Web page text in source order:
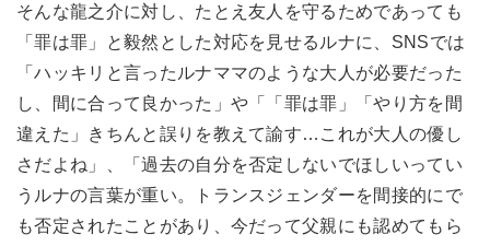
そんな龍之介に対し、たとえ友人を守るためであっても
「罪は罪」と毅然とした対応を見せるルナに、SNSでは
「ハッキリと言ったルナママのような大人が必要だった
し、間に合って良かった」や「「罪は罪」「やり方を間
違えた」きちんと誤りを教えて諭す…これが大人の優し
さだよね」、「過去の自分を否定しないでほしいってい
うルナの言葉が重い。トランスジェンダーを間接的にで
も否定されたことがあり、今だって父親にも認めてもら